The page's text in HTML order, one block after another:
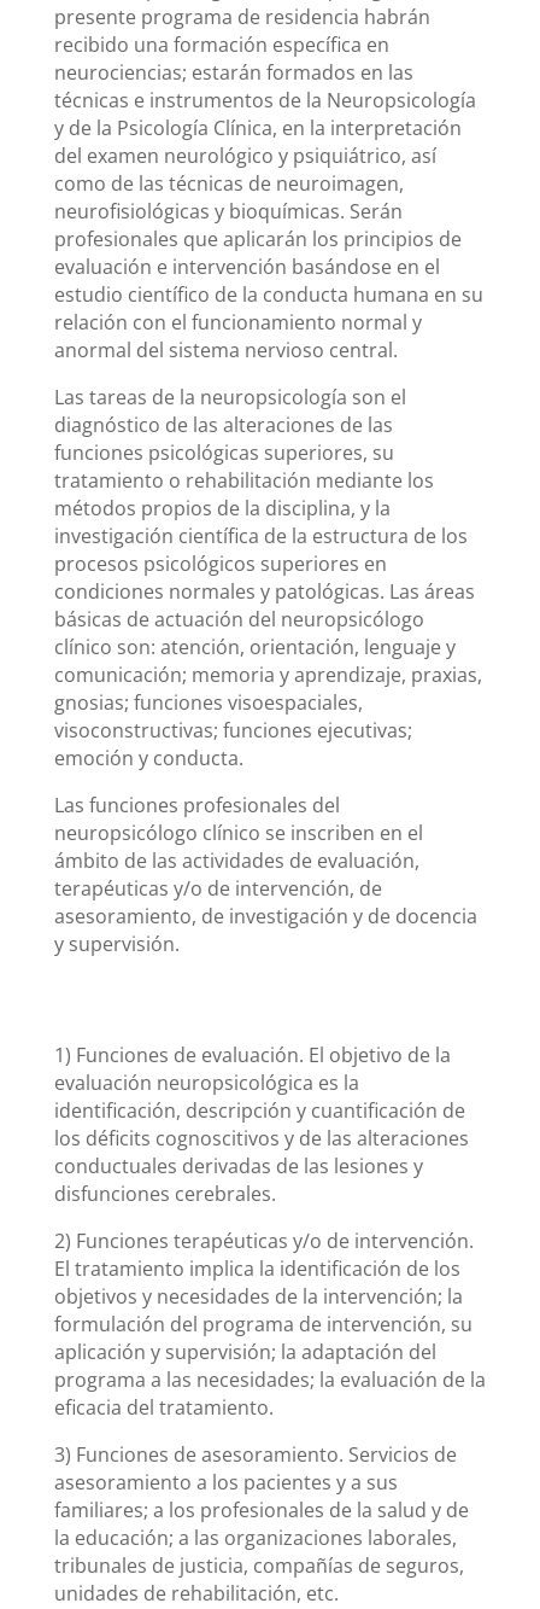
presente programa de residencia habrán
recibido una formación específica en
neurociencias; estarán formados en las
técnicas e instrumentos de la Neuropsicología
y de la Psicología Clínica, en la interpretación
del examen neurológico y psiquiátrico, así
como de las técnicas de neuroimagen,
neurofisiológicas y bioquímicas. Serán
profesionales que aplicarán los principios de
evaluación e intervención basándose en el
estudio científico de la conducta humana en su
relación con el funcionamiento normal y
anormal del sistema nervioso central.
Las tareas de la neuropsicología son el
diagnóstico de las alteraciones de las
funciones psicológicas superiores, su
tratamiento o rehabilitación mediante los
métodos propios de la disciplina, y la
investigación científica de la estructura de los
procesos psicológicos superiores en
condiciones normales y patológicas. Las áreas
básicas de actuación del neuropsicólogo
clínico son: atención, orientación, lenguaje y
comunicación; memoria y aprendizaje, praxias,
gnosias; funciones visoespaciales,
visoconstructivas; funciones ejecutivas;
emoción y conducta.
Las funciones profesionales del
neuropsicólogo clínico se inscriben en el
ámbito de las actividades de evaluación,
terapéuticas y/o de intervención, de
asesoramiento, de investigación y de docencia
y supervisión.
1) Funciones de evaluación. El objetivo de la
evaluación neuropsicológica es la
identificación, descripción y cuantificación de
los déficits cognoscitivos y de las alteraciones
conductuales derivadas de las lesiones y
disfunciones cerebrales.
2) Funciones terapéuticas y/o de intervención.
El tratamiento implica la identificación de los
objetivos y necesidades de la intervención; la
formulación del programa de intervención, su
aplicación y supervisión; la adaptación del
programa a las necesidades; la evaluación de la
eficacia del tratamiento.
3) Funciones de asesoramiento. Servicios de
asesoramiento a los pacientes y a sus
familiares; a los profesionales de la salud y de
la educación; a las organizaciones laborales,
tribunales de justicia, compañías de seguros,
unidades de rehabilitación, etc.